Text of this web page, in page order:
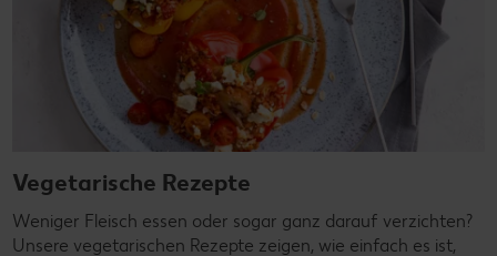
Vegetarische Rezepte
Weniger Fleisch essen oder sogar ganz darauf verzichten?
Unsere vegetarischen Rezepte zeigen, wie einfach es ist,